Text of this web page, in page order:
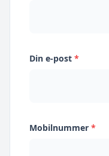
Din e-post *
Mobilnummer *